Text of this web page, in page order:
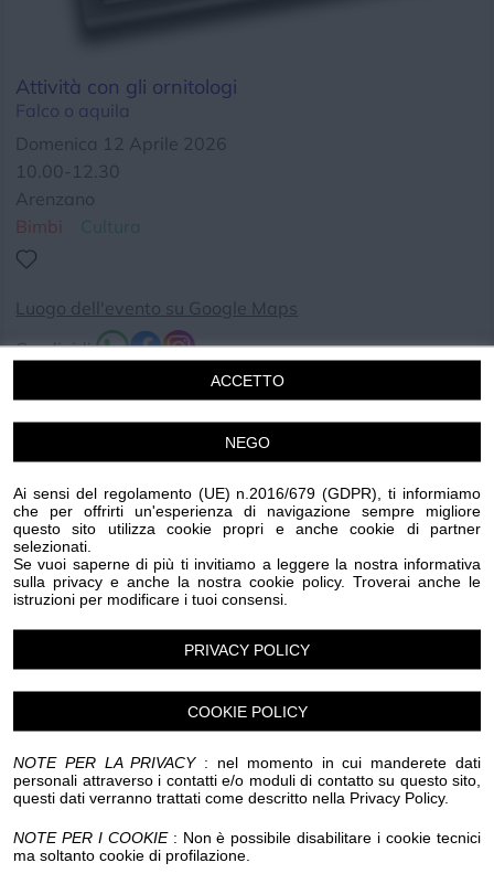
ACCETTO
NEGO
Ai sensi del regolamento (UE) n.2016/679 (GDPR), ti informiamo
che per offrirti un'esperienza di navigazione sempre migliore
questo sito utilizza cookie propri e anche cookie di partner
selezionati.
Se vuoi saperne di più ti invitiamo a leggere la nostra informativa
sulla privacy e anche la nostra cookie policy. Troverai anche le
istruzioni per modificare i tuoi consensi.
PRIVACY POLICY
COOKIE POLICY
NOTE PER LA PRIVACY: nel momento in cui manderete dati
personali attraverso i contatti e/o moduli di contatto su questo sito,
questi dati verranno trattati come descritto nella Privacy Policy.
NOTE PER I COOKIE: Non è possibile disabilitare i cookie tecnici
ma soltanto cookie di profilazione.
Attività con gli ornitologi
Falco o aquila
Domenica 12 Aprile 2026
10.00-12.30
Arenzano
Bimbi Cultura
Luogo dell'evento su Google Maps
Condividi:
Continuano anche ad aprile e maggio gli appuntamenti
con gli esperti del Parco al Centro Ornitologico: con brevi
escursioni scopriremo, abitudini e curiosità sull'avifauna,
piccola e grande, che attraversa i cieli del Beigua o che
ha scelto il Parco come per nidificare.
.
Un'attività perfetta anche per i più piccoli, che potranno
semplice e divertente. Si consiglia di portare il binocolo.
Ritrovo: sono previste 2 partenze durante la giornata,
alle ore 10 e alle ore 13:30 presso il Centro Ornitologico
a piedi in salita dall'area pic nic del Curlo.